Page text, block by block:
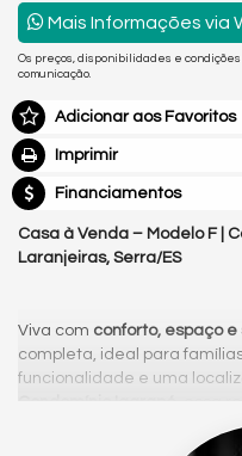
Mais Informações via
Os preços, disponibilidades e
comunicação.
Adicionar aos Favoritos
Imprimir
Financiamentos
Casa à Venda – Modelo F |
Laranjeiras, Serra/ES
Viva com conforto, espaço
completa, ideal para
funcionalidade e uma
Condomínio Igarapé
, essa
perfeito entre tranquilidade